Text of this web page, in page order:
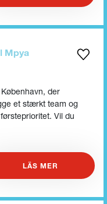
Mpya
der
et stærkt team og
Vil du
LÄS MER